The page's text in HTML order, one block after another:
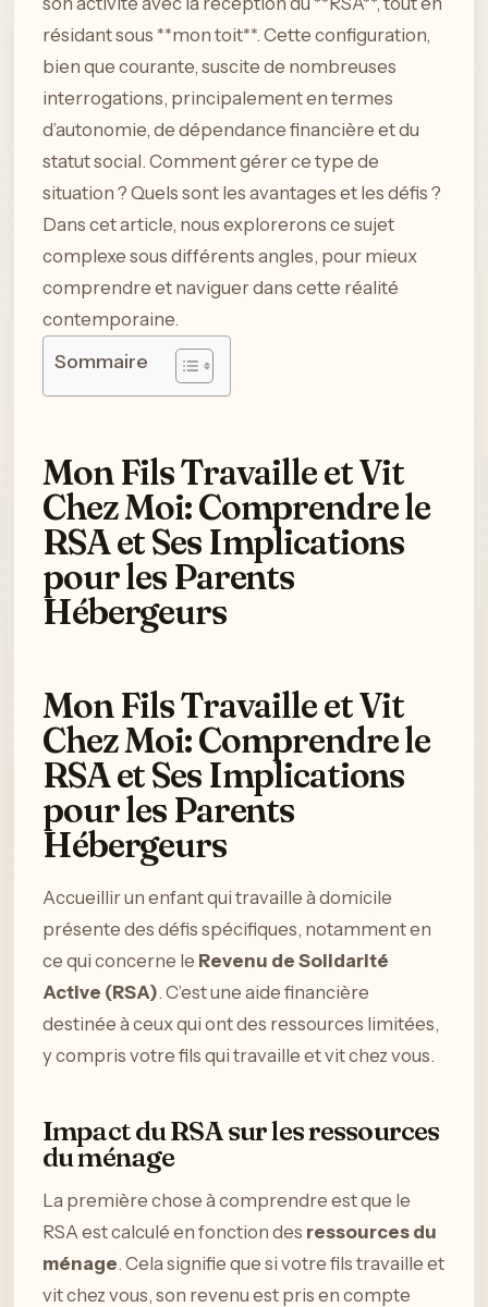
résidant sous **mon toit**. Cette configuration,
bien que courante, suscite de nombreuses
interrogations, principalement en termes
d’autonomie, de dépendance financière et du
statut social. Comment gérer ce type de
situation ? Quels sont les avantages et les défis ?
Dans cet article, nous explorerons ce sujet
complexe sous différents angles, pour mieux
comprendre et naviguer dans cette réalité
contemporaine.
Sommaire
Mon Fils Travaille et Vit
Chez Moi: Comprendre le
RSA et Ses Implications
pour les Parents
Hébergeurs
Mon Fils Travaille et Vit
Chez Moi: Comprendre le
RSA et Ses Implications
pour les Parents
Hébergeurs
Accueillir un enfant qui travaille à domicile
présente des défis spécifiques, notamment en
ce qui concerne le Revenu de Solidarité
Active (RSA). C’est une aide financière
destinée à ceux qui ont des ressources limitées,
y compris votre fils qui travaille et vit chez vous.
Impact du RSA sur les ressources
du ménage
La première chose à comprendre est que le
RSA est calculé en fonction des ressources du
ménage. Cela signifie que si votre fils travaille et
vit chez vous, son revenu est pris en compte